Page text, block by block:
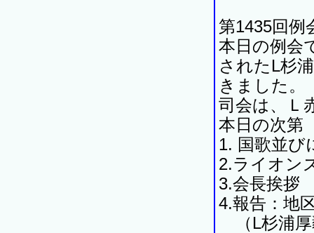
第1435回例
本日の例会
されたL杉
きました。
司会は、Ｌ
本日の次第
1. 国歌並び
2.ライオン
3.会長挨拶
4.報告：地
（L杉浦厚